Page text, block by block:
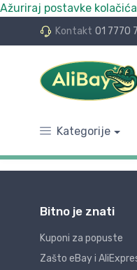
Ažuriraj postavke kolačića
Kontakt 01 7770
Kategorije
Bitno je znati
Kuponi za popuste
Zašto eBay i